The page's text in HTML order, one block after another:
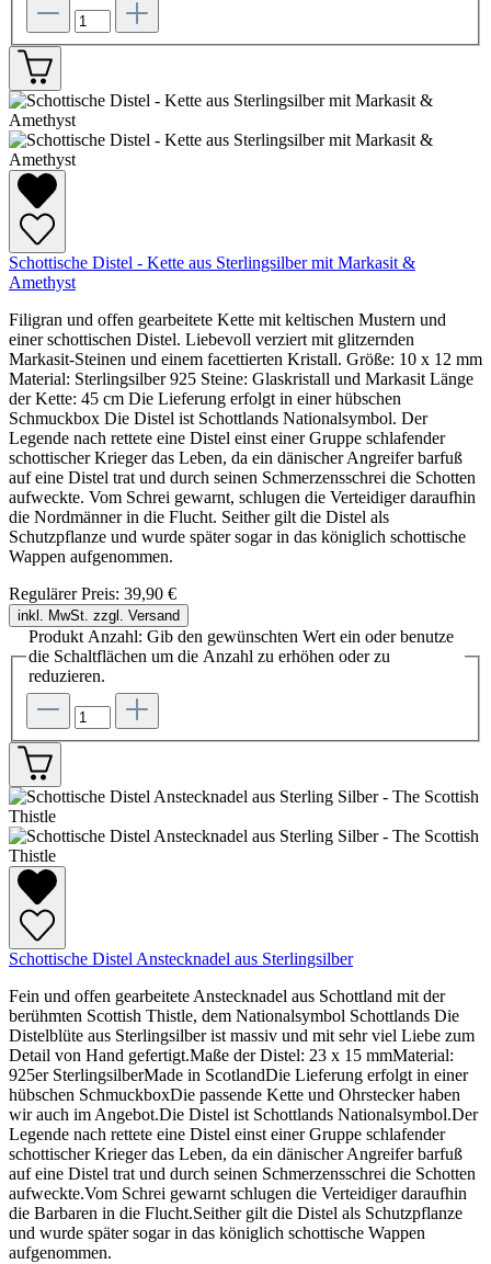
Schottische Distel - Kette aus Sterlingsilber mit Markasit &
Amethyst
Filigran und offen gearbeitete Kette mit keltischen Mustern und
einer schottischen Distel. Liebevoll verziert mit glitzernden
Markasit-Steinen und einem facettierten Kristall. Größe: 10 x 12 mm
Material: Sterlingsilber 925 Steine: Glaskristall und Markasit Länge
der Kette: 45 cm Die Lieferung erfolgt in einer hübschen
Schmuckbox Die Distel ist Schottlands Nationalsymbol. Der
Legende nach rettete eine Distel einst einer Gruppe schlafender
schottischer Krieger das Leben, da ein dänischer Angreifer barfuß
auf eine Distel trat und durch seinen Schmerzensschrei die Schotten
aufweckte. Vom Schrei gewarnt, schlugen die Verteidiger daraufhin
die Nordmänner in die Flucht. Seither gilt die Distel als
Schutzpflanze und wurde später sogar in das königlich schottische
Wappen aufgenommen.
Regulärer Preis: 39,90 €
inkl. MwSt. zzgl. Versand
Produkt Anzahl: Gib den gewünschten Wert ein oder benutze
die Schaltflächen um die Anzahl zu erhöhen oder zu
reduzieren.
Schottische Distel Anstecknadel aus Sterlingsilber
Fein und offen gearbeitete Anstecknadel aus Schottland mit der
berühmten Scottish Thistle, dem Nationalsymbol Schottlands Die
Distelblüte aus Sterlingsilber ist massiv und mit sehr viel Liebe zum
Detail von Hand gefertigt.Maße der Distel: 23 x 15 mmMaterial:
925er SterlingsilberMade in ScotlandDie Lieferung erfolgt in einer
hübschen SchmuckboxDie passende Kette und Ohrstecker haben
wir auch im Angebot.Die Distel ist Schottlands Nationalsymbol.Der
Legende nach rettete eine Distel einst einer Gruppe schlafender
schottischer Krieger das Leben, da ein dänischer Angreifer barfuß
auf eine Distel trat und durch seinen Schmerzensschrei die Schotten
aufweckte.Vom Schrei gewarnt schlugen die Verteidiger daraufhin
die Barbaren in die Flucht.Seither gilt die Distel als Schutzpflanze
und wurde später sogar in das königlich schottische Wappen
aufgenommen.